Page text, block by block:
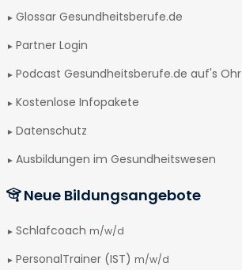
Glossar Gesundheitsberufe.de
Partner Login
Podcast Gesundheitsberufe.de auf's Ohr
Kostenlose Infopakete
Datenschutz
Ausbildungen im Gesundheitswesen
Neue Bildungsangebote
Schlafcoach m/w/d
PersonalTrainer (IST) m/w/d